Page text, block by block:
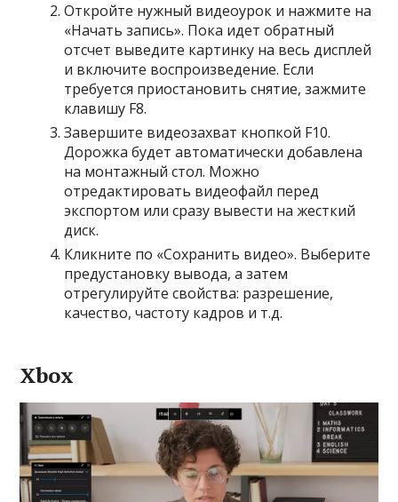
Откройте нужный видеоурок и нажмите на
«Начать запись». Пока идет обратный
отсчет выведите картинку на весь дисплей
и включите воспроизведение. Если
требуется приостановить снятие, зажмите
клавишу F8.
Завершите видеозахват кнопкой F10.
Дорожка будет автоматически добавлена
на монтажный стол. Можно
отредактировать видеофайл перед
экспортом или сразу вывести на жесткий
диск.
Кликните по «Сохранить видео». Выберите
предустановку вывода, а затем
отрегулируйте свойства: разрешение,
качество, частоту кадров и т.д.
Xbox